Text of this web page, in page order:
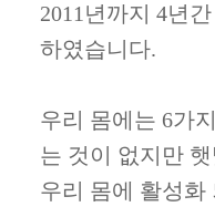
2011년까지 4년
하였습니다.
우리 몸에는 6가
는 것이 없지만
우리 몸에 활성화